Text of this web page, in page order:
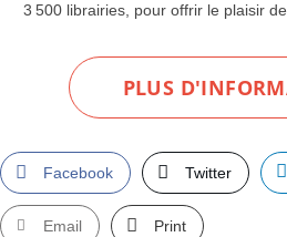
3 500 librairies, pour offrir le plaisir
PLUS
Facebook Twitter
Email Print